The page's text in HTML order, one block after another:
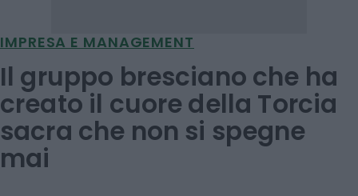
IMPRESA E MANAGEMENT
Il gruppo bresciano che ha
creato il cuore della Torcia
sacra che non si spegne
mai